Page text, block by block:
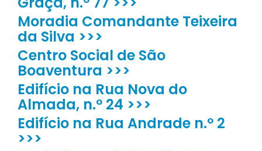
Moradia Comandante Teixeira
da Silva >>>
Centro Social de São
Boaventura >>>
Edifício na Rua Nova do
Almada, n.º 24 >>>
Edifício na Rua Andrade n.º 2
>>>